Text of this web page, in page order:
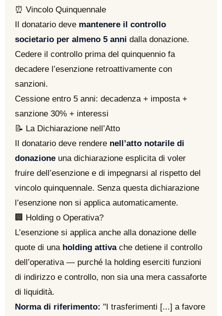
⏰ Vincolo Quinquennale
Il donatario deve mantenere il controllo
societario per almeno 5 anni dalla donazione.
Cedere il controllo prima del quinquennio fa
decadere l’esenzione retroattivamente con
sanzioni.
Cessione entro 5 anni: decadenza + imposta +
sanzione 30% + interessi
📝 La Dichiarazione nell’Atto
Il donatario deve rendere nell’atto notarile di
donazione una dichiarazione esplicita di voler
fruire dell’esenzione e di impegnarsi al rispetto del
vincolo quinquennale. Senza questa dichiarazione
l’esenzione non si applica automaticamente.
🏢 Holding o Operativa?
L’esenzione si applica anche alla donazione delle
quote di una holding attivache detiene il controllo
dell’operativa — purché la holding eserciti funzioni
di indirizzo e controllo, non sia una mera cassaforte
di liquidità.
Norma di riferimento: "I trasferimenti [...] a favore